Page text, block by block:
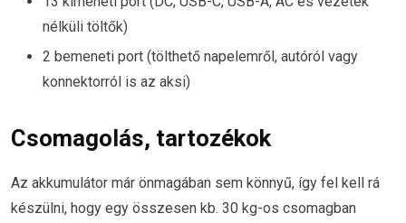
nélküli töltők)
2 bemeneti port (tölthető napelemről, autóról vagy
konnektorról is az aksi)
Csomagolás, tartozékok
Az akkumulátor már önmagában sem könnyű, így fel kell rá
készülni, hogy egy összesen kb. 30 kg-os csomagban